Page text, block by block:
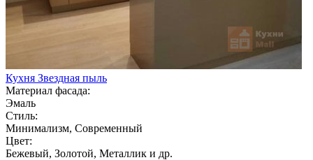
Кухня Звездная пыль
Материал фасада:
Эмаль
Стиль:
Минимализм, Современный
Цвет:
Бежевый, Золотой, Металлик и др.